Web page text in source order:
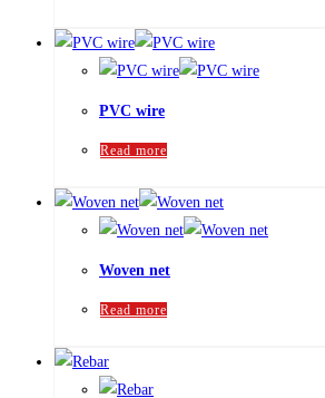
PVC wire
Read more
Woven net
Read more